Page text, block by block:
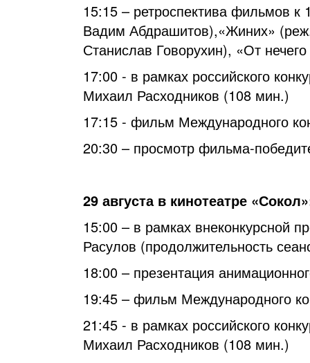
15:15 – ретроспектива фильмов
Вадим Абдрашитов),«Жиних»
Станислав Говорухин), «От
17:00 - в рамках российского
Михаил Расходников (108 мин.)
17:15 - фильм Международного
20:30 – просмотр фильма-
29 августа в кинотеатре
15:00 – в рамках внеконкурсной
Расулов (продолжительность
18:00 – презентация
19:45 – фильм Международного
21:45 - в рамках российского
Михаил Расходников (108 мин.)